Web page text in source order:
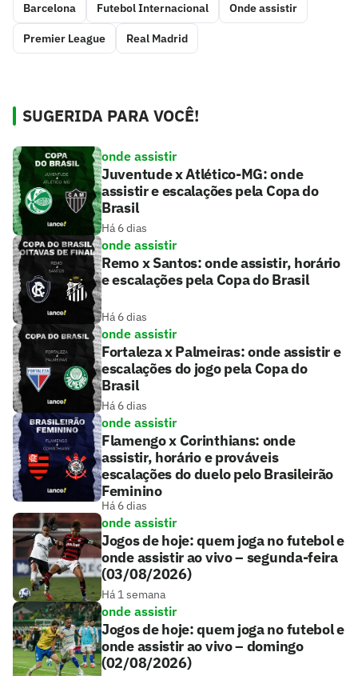
Barcelona Futebol Internacional Onde assistir
Premier League Real Madrid
SUGERIDA PARA VOCÊ!
onde assistir
Juventude x Atlético-MG: onde
assistir e escalações pela Copa do
Brasil
Há 6 dias
onde assistir
Remo x Santos: onde assistir, horário
e escalações pela Copa do Brasil
Há 6 dias
onde assistir
Fortaleza x Palmeiras: onde assistir e
escalações do jogo pela Copa do
Brasil
Há 6 dias
onde assistir
Flamengo x Corinthians: onde
assistir, horário e prováveis
escalações do duelo pelo Brasileirão
Feminino
Há 6 dias
onde assistir
Jogos de hoje: quem joga no futebol e
onde assistir ao vivo – segunda-feira
(03/08/2026)
Há 1 semana
onde assistir
Jogos de hoje: quem joga no futebol e
onde assistir ao vivo – domingo
(02/08/2026)